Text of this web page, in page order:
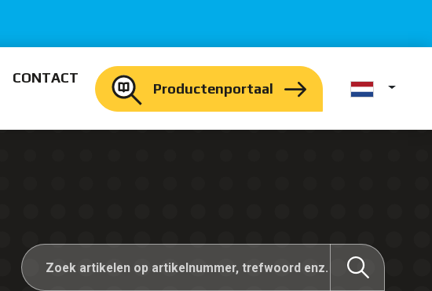
CONTACT
Productenportaal